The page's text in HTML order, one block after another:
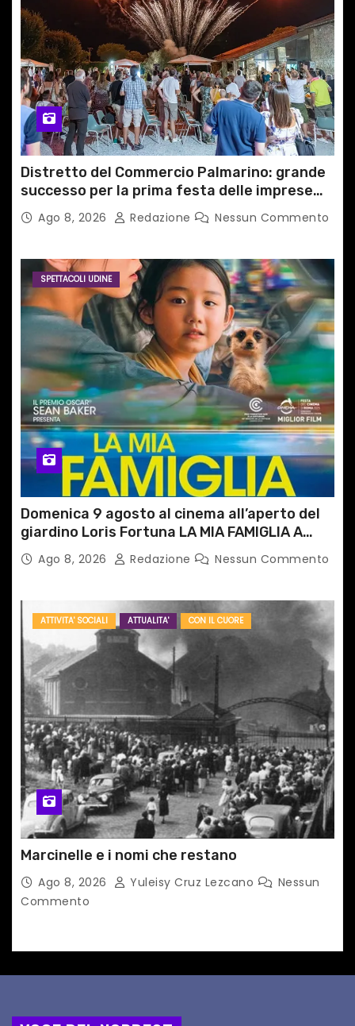
Distretto del Commercio Palmarino: grande
successo per la prima festa delle imprese
del territorio
Ago 8, 2026 Redazione Nessun Commento
SPETTACOLI UDINE
Domenica 9 agosto al cinema all’aperto del
giardino Loris Fortuna LA MIA FAMIGLIA A
TAIPEIAgo 8, 2026 Redazione Nessun Commento
ATTIVITA' SOCIALI ATTUALITA' CON IL CUORE
Marcinelle e i nomi che restano
Ago 8, 2026 Yuleisy Cruz Lezcano
Nessun
Commento